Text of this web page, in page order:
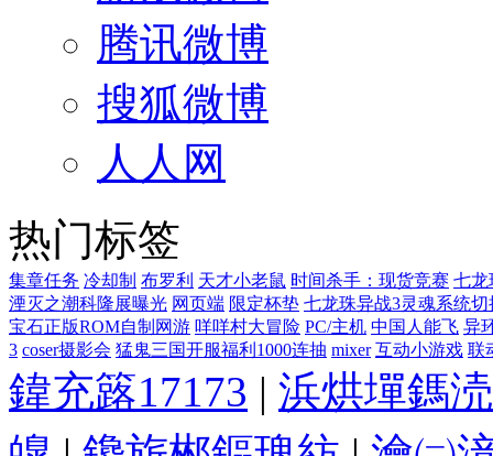
腾讯微博
搜狐微博
人人网
热门标签
集章任务 冷却制 布罗利 天才小老鼠 时间杀手：现货竞赛 七龙
湮灭之潮科隆展曝光 网页端 限定杯垫 七龙珠异战3灵魂系统切
宝石正版ROM自制网游 咩咩村大冒险 PC/主机 中国人能飞 异
3 coser摄影会 猛鬼三国开服福利1000连抽 mixer 互动小游戏 联
鍏充簬17173 | 浜烘墠鎷